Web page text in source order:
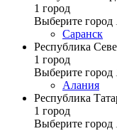
1 город
Выберите город
Саранск
Республика
1 город
Выберите город
Алания
Республика
1 город
Выберите город